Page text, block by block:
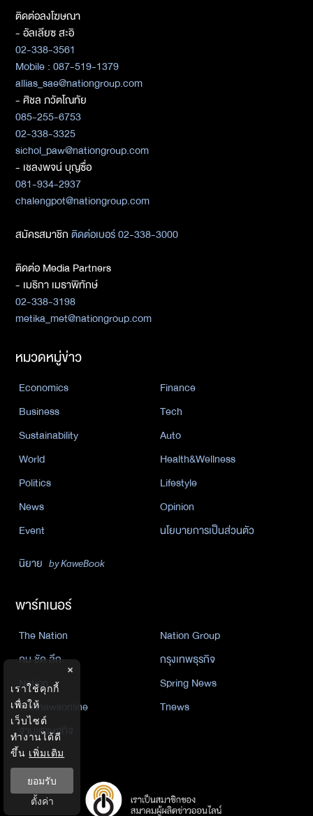
ติดต่อลงโฆษณา
- อัลเลียซ สะอิ
02-338-3561
Mobile : 087-519-1379
allias_sae@nationgroup.com
- ศิชล ภวัตโณทัย
085-255-6753
02-338-3325
sichol_paw@nationgroup.com
- เชลงพจน์ บุญซื่อ
081-934-2937
chalengpot@nationgroup.com
สมัครสมาชิกติดต่อเบอร์ 02-338-3000
ติดต่อ Media Partners
- เมธิกา เมธาพิทักษ์
02-338-3198
metika_met@nationgroup.com
หมวดหมู่ข่าว
Economics
Finance
Business
Tech
Sustainability
Auto
World
Health&Wellness
Politics
Lifestyle
News
Opinion
Event
นโยบายการเป็นส่วนตัว
นิยาย by KaweBook
พาร์ทเนอร์
The Nation
Nation Group
คม ชัด ลึก
กรุงเทพธุรกิจ
Nation
Spring News
Thainewsonline
Tnews
ฐานเศรษฐกิจ
×
เราใช้คุกกี้
เพื่อให้
เว็บไซต์
ทำงานได้ดี
ขึ้น เพิ่มเติม
ยอมรับ
ตั้งค่า